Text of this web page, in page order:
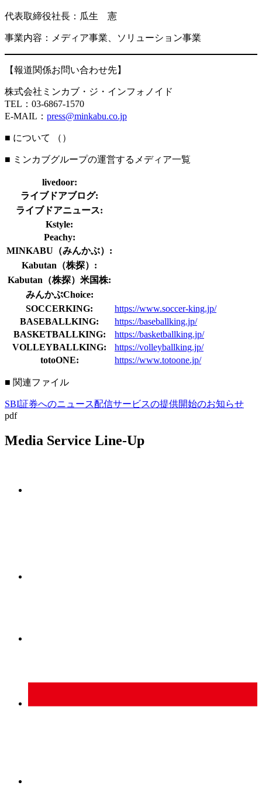
代表取締役社長：瓜生 憲
事業内容：メディア事業、ソリューション事業
【報道関係お問い合わせ先】
株式会社ミンカブ・ジ・インフォノイド
TEL：03-6867-1570
E-MAIL： press@minkabu.co.jp
■ について （ ）
■ ミンカブグループの運営するメディア一覧
livedoor:
ライブドアブログ:
ライブドアニュース:
Kstyle:
Peachy:
MINKABU（みんかぶ）:
Kabutan（株探）:
Kabutan（株探）米国株:
みんかぶChoice:
SOCCERKING:
https://www.soccer-king.jp/
BASEBALLKING:
https://baseballking.jp/
BASKETBALLKING:
https://basketballking.jp/
VOLLEYBALLKING:
https://volleyballking.jp/
totoONE:
https://www.totoone.jp/
■ 関連ファイル
SBI証券へのニュース配信サービスの提供開始のお知らせ
pdf
Media Service Line-Up